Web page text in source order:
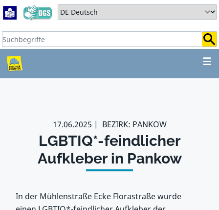
Zum Hauptbereich springen
Zum Hauptmenü springen
Sprache auswählen:
Suchbegriffe:
☰
ZUM HAUPTBEREICH
17.06.2025 BEZIRK: PANKOW
LGBTIQ*-feindlicher
Aufkleber in Pankow
In der Mühlenstraße Ecke Florastraße wurde